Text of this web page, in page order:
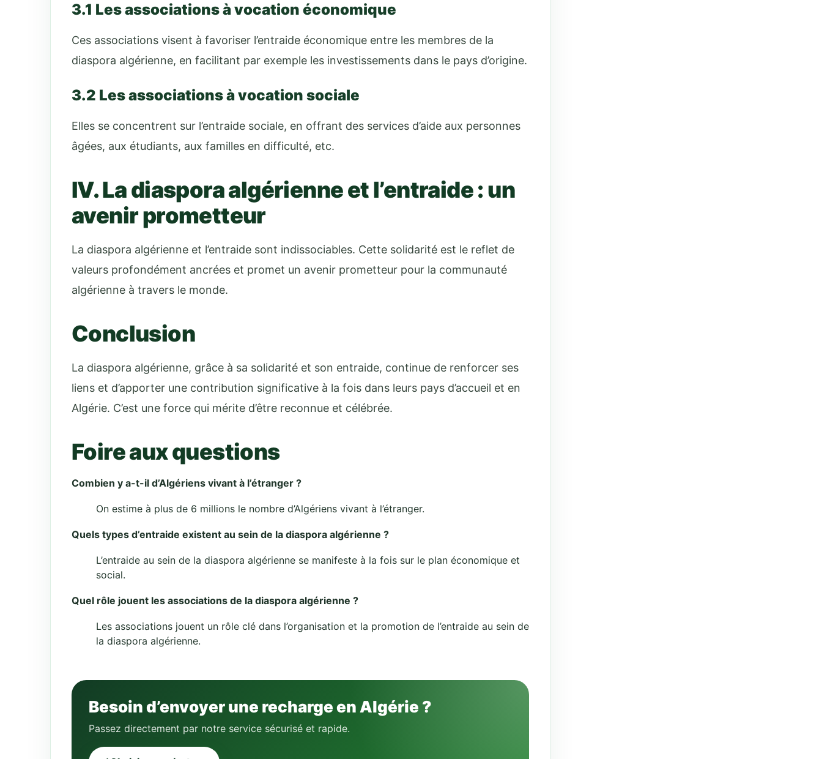
3.1 Les associations à vocation économique
Ces associations visent à favoriser l’entraide économique entre les membres de la
diaspora algérienne, en facilitant par exemple les investissements dans le pays d’origine.
3.2 Les associations à vocation sociale
Elles se concentrent sur l’entraide sociale, en offrant des services d’aide aux personnes
âgées, aux étudiants, aux familles en difficulté, etc.
IV. La diaspora algérienne et l’entraide : un
avenir prometteur
La diaspora algérienne et l’entraide sont indissociables. Cette solidarité est le reflet de
valeurs profondément ancrées et promet un avenir prometteur pour la communauté
algérienne à travers le monde.
Conclusion
La diaspora algérienne, grâce à sa solidarité et son entraide, continue de renforcer ses
liens et d’apporter une contribution significative à la fois dans leurs pays d’accueil et en
Algérie. C’est une force qui mérite d’être reconnue et célébrée.
Foire aux questions
Combien y a-t-il d’Algériens vivant à l’étranger ?
On estime à plus de 6 millions le nombre d’Algériens vivant à l’étranger.
Quels types d’entraide existent au sein de la diaspora algérienne ?
L’entraide au sein de la diaspora algérienne se manifeste à la fois sur le plan économique et
social.
Quel rôle jouent les associations de la diaspora algérienne ?
Les associations jouent un rôle clé dans l’organisation et la promotion de l’entraide au sein de
la diaspora algérienne.
Besoin d’envoyer une recharge en Algérie ?
Passez directement par notre service sécurisé et rapide.